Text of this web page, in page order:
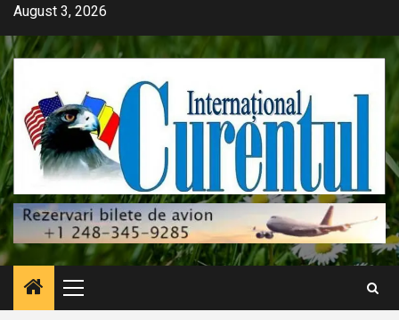
Skip
content
August 3, 2026
Primary
Menu